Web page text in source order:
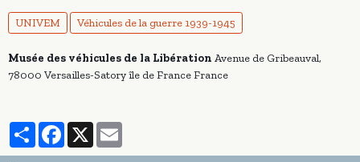
UNIVEM Véhicules de la guerre 1939-1945
Musée des véhicules de la Libération Avenue de Gribeauval,
78000 Versailles-Satory île de France France
PartagerFacebook
X